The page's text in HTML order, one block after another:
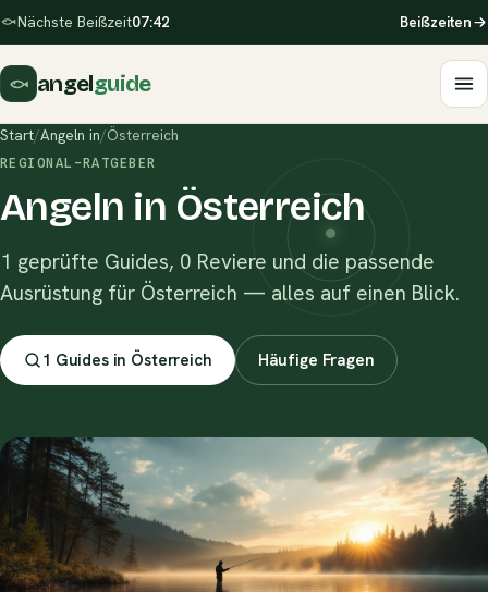
Nächste Beißzeit07:42 Beißzeiten
angelguide
Start/Angeln in/Österreich
REGIONAL-RATGEBER
Angeln in Österreich
1 geprüfte Guides, 0 Reviere und die passende
Ausrüstung für Österreich — alles auf einen Blick.
1 Guides in Österreich Häufige Fragen